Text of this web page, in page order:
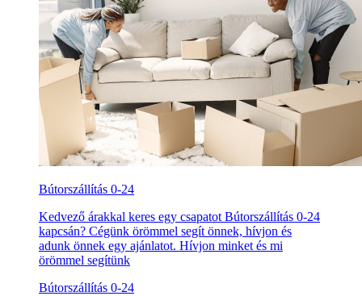
Bútorszállítás 0-24
Kedvező árakkal keres egy csapatot Bútorszállítás 0-24
kapcsán? Cégünk örömmel segít önnek, hívjon és
adunk önnek egy ajánlatot. Hívjon minket és mi
örömmel segítünk
Bútorszállítás 0-24